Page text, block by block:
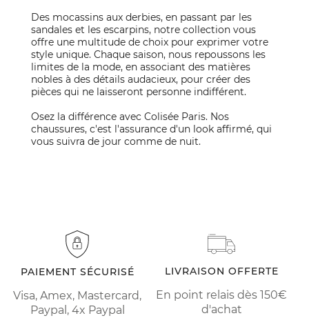
Des mocassins aux derbies, en passant par les
sandales et les escarpins, notre collection vous
offre une multitude de choix pour exprimer votre
style unique. Chaque saison, nous repoussons les
limites de la mode, en associant des matières
nobles à des détails audacieux, pour créer des
pièces qui ne laisseront personne indifférent.
Osez la différence avec Colisée Paris. Nos
chaussures, c'est l'assurance d'un look affirmé, qui
vous suivra de jour comme de nuit.
PAIEMENT SÉCURISÉ
Visa, Amex, Mastercard,
Paypal, 4x Paypal
LIVRAISON OFFERTE
En point relais dès 150€
d'achat